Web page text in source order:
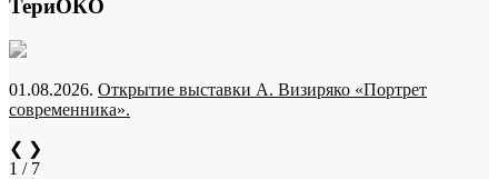
ТериОКО
01.08.2026. Открытие выставки А. Визиряко «Портрет
современника».
❮ ❯
1 / 7